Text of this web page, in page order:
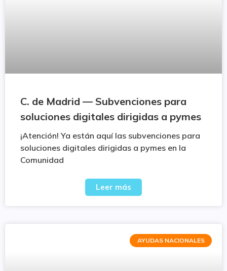
C. de Madrid — Subvenciones para
soluciones digitales dirigidas a pymes
¡Atención! Ya están aquí las subvenciones para
soluciones digitales dirigidas a pymes en la
Comunidad
Leer más
AYUDAS NACIONALES